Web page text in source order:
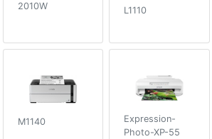
2010W
L1110
M1140
Expression-
Photo-XP-55